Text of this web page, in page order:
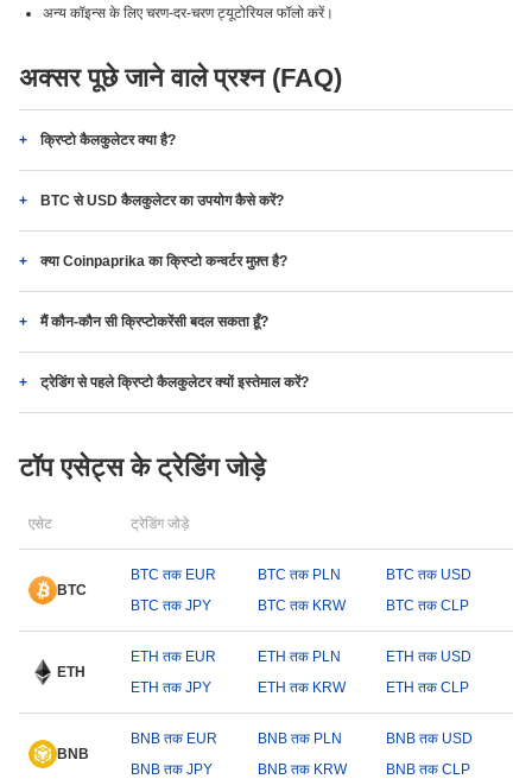
अन्य कॉइन्स के लिए चरण-दर-चरण ट्यूटोरियल फॉलो करें।
अक्सर पूछे जाने वाले प्रश्न (FAQ)
क्रिप्टो कैलकुलेटर क्या है?
BTC से USD कैलकुलेटर का उपयोग कैसे करें?
क्या Coinpaprika का क्रिप्टो कन्वर्टर मुफ़्त है?
मैं कौन-कौन सी क्रिप्टोकरेंसी बदल सकता हूँ?
ट्रेडिंग से पहले क्रिप्टो कैलकुलेटर क्यों इस्तेमाल करें?
टॉप एसेट्स के ट्रेडिंग जोड़े
एसेट ट्रेडिंग जोड़े
BTC
BTC तक EUR BTC तक PLN
BTC तक USD
BTC तक JPY
BTC तक KRW BTC तक CLP
ETH
ETH तक EUR ETH तक PLN
ETH तक USD
ETH तक JPY
ETH तक KRW ETH तक CLP
BNB
BNB तक EUR BNB तक PLN
BNB तक USD
BNB तक JPY
BNB तक KRW BNB तक CLP